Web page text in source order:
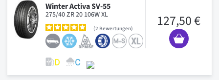
Winter Activa SV-55
275/40 ZR 20 106W XL
2 Bewertungen 127,50 €